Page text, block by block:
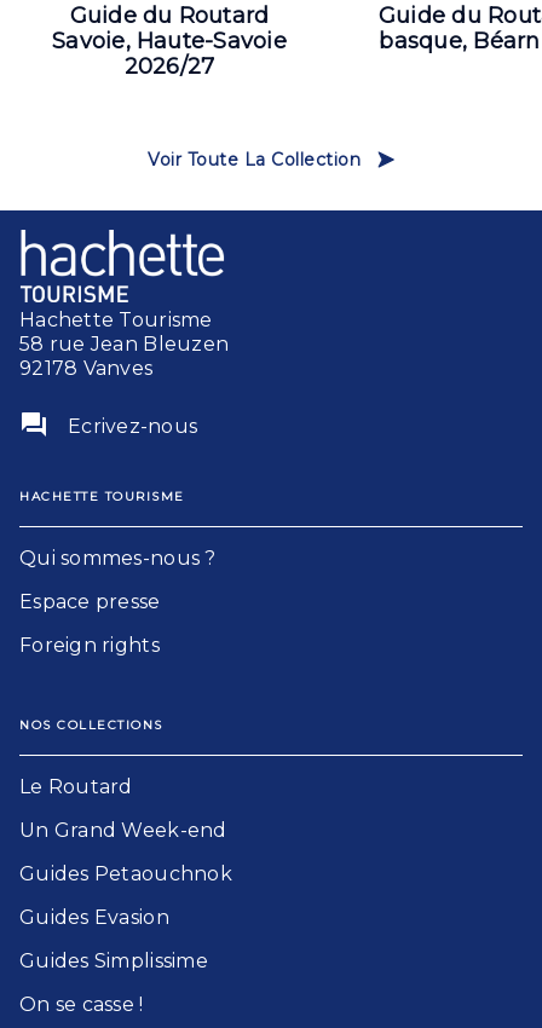
Guide du Routard
Savoie, Haute-Savoie
2026/27
Guide du
basque,
Voir Toute La Collection
Hachette Tourisme
58 rue Jean Bleuzen
92178 Vanves
question_answer Ecrivez-nous
HACHETTE TOURISME
Qui sommes-nous ?
Espace presse
Foreign rights
NOS COLLECTIONS
Le Routard​
Un Grand Week-end​
Guides Petaouchnok​
Guides Evasion​
Guides Simplissime​
On se casse !​